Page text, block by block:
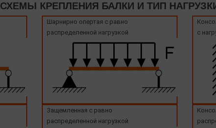
СХЕМЫ КРЕПЛЕНИЯ БАЛКИ И ТИП
Шарнирно опертая с равно
распределенной нагрузкой
с
Защемленная с равно
распределенной нагрузкой